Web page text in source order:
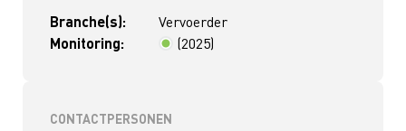
Branche(s): Vervoerder
Monitoring:
< 2 jaar
(2025)
CONTACTPERSONEN